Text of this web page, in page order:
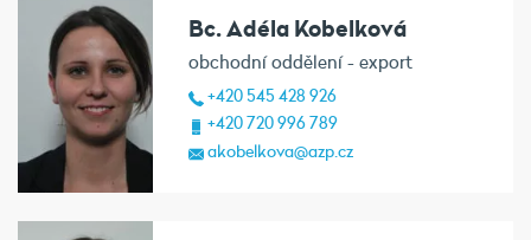
Bc. Adéla Kobelková
obchodní oddělení - export
+420 545 428 926
+420 720 996 789
akobelkova@azp.cz